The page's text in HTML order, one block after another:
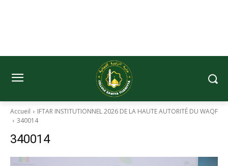
Accueil
IFTAR INSTITUTIONNEL 2026 DE LA HAUTE AUTORITÉ DU WAQF
340014
340014